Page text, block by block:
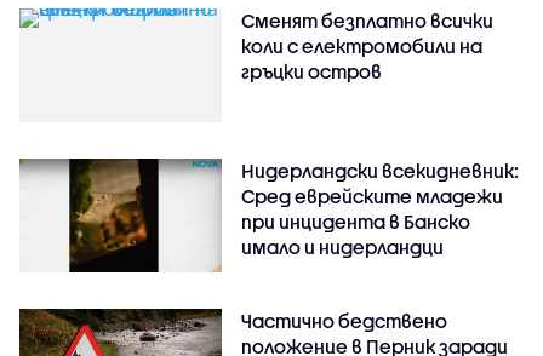
Сменят безплатно всички
коли с електромобили на
гръцки остров
Нидерландски всекидневник:
Сред еврейските младежи
при инцидента в Банско
имало и нидерландци
Частично бедствено
положение в Перник заради